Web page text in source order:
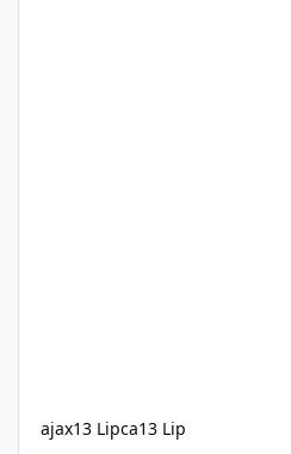
ajax13 Lipca13 Lip